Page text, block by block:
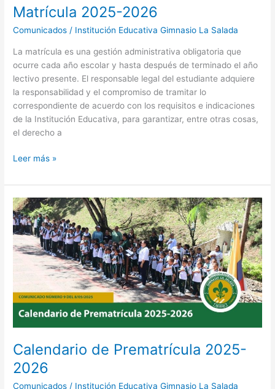
Matrícula 2025-2026
Comunicados / Institución Educativa Gimnasio La Salada
La matrícula es una gestión administrativa obligatoria que
ocurre cada año escolar y hasta después de terminado el año
lectivo presente. El responsable legal del estudiante adquiere
la responsabilidad y el compromiso de tramitar lo
correspondiente de acuerdo con los requisitos e indicaciones
de la Institución Educativa, para garantizar, entre otras cosas,
el derecho a
Leer más »
Calendario de Prematrícula 2025-
2026
Comunicados / Institución Educativa Gimnasio La Salada
Calendario
de
Prematrícula
2025-
2026